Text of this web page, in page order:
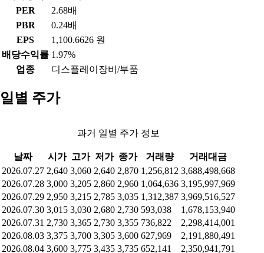
PER
2.68배
PBR
0.24배
EPS
1,100.6626 원
배당수익률 1.97%
업종
디스플레이장비/부품
일별 주가
과거 일별 주가 정보
날짜 시가 고가 저가 종가 거래량
거래대금
2026.07.27 2,640 3,060 2,640 2,870 1,256,812 3,688,498,668
2026.07.28 3,000 3,205 2,860 2,960 1,064,636 3,195,997,969
2026.07.29 2,950 3,215 2,785 3,035 1,312,387 3,969,516,527
2026.07.30 3,015 3,030 2,680 2,730 593,038
1,678,153,940
2026.07.31 2,730 3,365 2,730 3,355 736,822
2,298,414,001
2026.08.03 3,375 3,700 3,305 3,600 627,969
2,191,880,491
2026.08.04 3,600 3,775 3,435 3,735 652,141 2,350,941,791